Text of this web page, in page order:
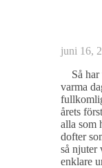
juni 16,
Så har
varma
årets
alla som
dofter
så njuter
enklare